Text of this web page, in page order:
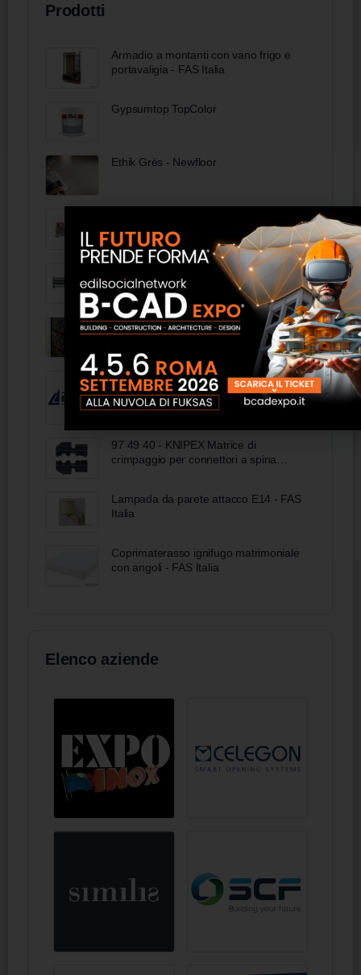
Prodotti
Armadio a montanti con vano frigo e
portavaligia - FAS Italia
Gypsumtop TopColor
Ethik Grès - Newfloor
Isotex - S39
Sistema multistrato Tigris M5 Wavin
Stone Jewels linea "Le Perle"
Elto
97 49 40 - KNIPEX Matrice di
crimpaggio per connettori a spina
Lampada da parete attacco E14 - FAS
Italia
Coprimaterasso ignifugo matrimoniale
con angoli - FAS Italia
Elenco aziende